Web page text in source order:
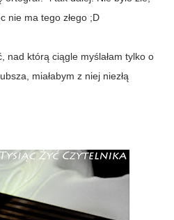
nie ma tego złego ;D
nad którą ciągle myślałam tylko o
miałabym z niej niezłą